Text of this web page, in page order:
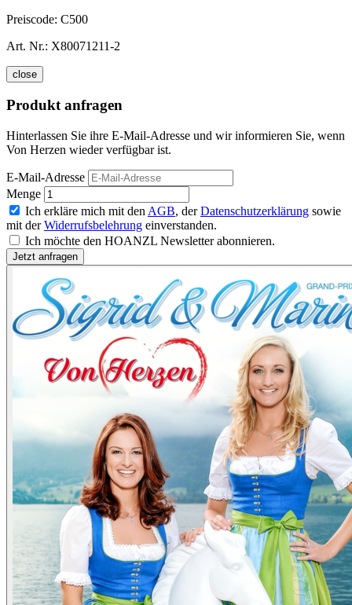
Preiscode: C500
Art. Nr.: X80071211-2
close
Produkt anfragen
Hinterlassen Sie ihre E-Mail-Adresse und wir informieren Sie, wenn
Von Herzen wieder verfügbar ist.
E-Mail-Adresse
Menge
Ich erkläre mich mit den AGB, derDatenschutzerklärung sowie
mit derWiderrufsbelehrung einverstanden.
Ich möchte den HOANZL Newsletter abonnieren.